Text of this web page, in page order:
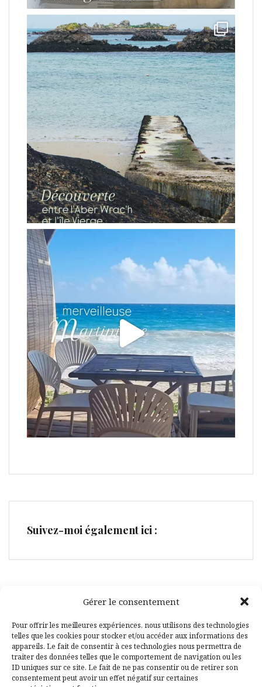
Gérer le consentement
Pour offrir les meilleures expériences, nous utilisons des technologies
telles que les cookies pour stocker et/ou accéder aux informations des
appareils. Le fait de consentir à ces technologies nous permettra de
traiter des données telles que le comportement de navigation ou les
ID uniques sur ce site. Le fait de ne pas consentir ou de retirer son
consentement peut avoir un effet négatif sur certaines
Suivez-moi également ici :
Facebook
Pinterest